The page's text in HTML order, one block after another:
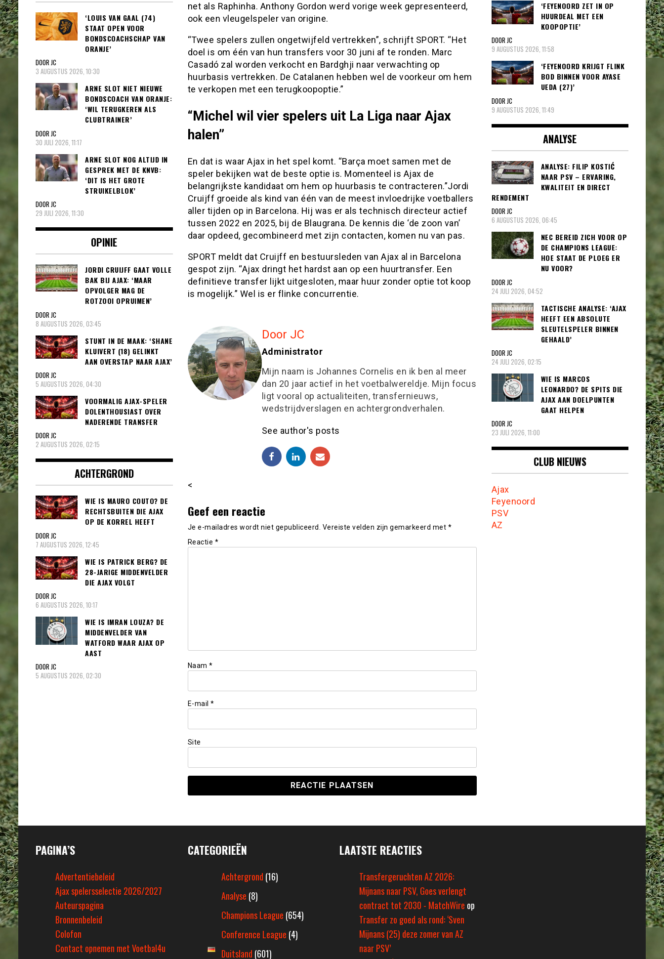
net als Raphinha. Anthony Gordon werd vorige week gepresenteerd,
ook een vleugelspeler van origine.
“Twee spelers zullen ongetwijfeld vertrekken”, schrijft SPORT. “Het
doel is om één van hun transfers voor 30 juni af te ronden. Marc
Casadó zal worden verkocht en Bardghji naar verwachting op
huurbasis vertrekken. De Catalanen hebben wel de voorkeur om hem
te verkopen met een terugkoopoptie.”
“Michel wil vier spelers uit La Liga naar Ajax
halen”
En dat is waar Ajax in het spel komt. “Barça moet samen met de
speler bekijken wat de beste optie is. Momenteel is Ajax de
belangrijkste kandidaat om hem op huurbasis te contracteren.”Jordi
Cruijff groeide als kind van één van de meest invloedrijke voetballers
aller tijden op in Barcelona. Hij was er als technisch directeur actief
tussen 2022 en 2025, bij de Blaugrana. De kennis die ‘de zoon van’
daar opdeed, gecombineerd met zijn contacten, komen nu van pas.
SPORT meldt dat Cruijff en bestuursleden van Ajax al in Barcelona
gespot zijn. “Ajax dringt het hardst aan op een huurtransfer. Een
definitieve transfer lijkt uitgesloten, maar huur zonder optie tot koop
is mogelijk.” Wel is er flinke concurrentie.
Door JC
Administrator
Mijn naam is Johannes Cornelis en ik ben al meer
dan 20 jaar actief in het voetbalwereldje. Mijn focus
ligt vooral op actualiteiten, transfernieuws,
wedstrijdverslagen en achtergrondverhalen.
See author's posts
<
Geef een reactie
Je e-mailadres wordt niet gepubliceerd. Vereiste velden zijn gemarkeerd met *
Reactie *
Naam *
E-mail *
Site
‘LOUIS VAN GAAL (74)
STAAT OPEN VOOR
BONDSCOACHSCHAP VAN
ORANJE’
DOOR JC
3 AUGUSTUS 2026, 10:30
ARNE SLOT NIET NIEUWE
BONDSCOACH VAN ORANJE:
‘WIL TERUGKEREN ALS
CLUBTRAINER’
DOOR JC
30 JULI 2026, 11:17
ARNE SLOT NOG ALTIJD IN
GESPREK MET DE KNVB:
‘DIT IS HET GROTE
STRUIKELBLOK’
DOOR JC
29 JULI 2026, 11:30
OPINIE
JORDI CRUIJFF GAAT VOLLE
BAK BIJ AJAX: ‘MAAR
OPVOLGER MAG DE
ROTZOOI OPRUIMEN’
DOOR JC
8 AUGUSTUS 2026, 03:45
STUNT IN DE MAAK: ‘SHANE
KLUIVERT (18) GELINKT
AAN OVERSTAP NAAR AJAX’
DOOR JC
5 AUGUSTUS 2026, 04:30
VOORMALIG AJAX-SPELER
DOLENTHOUSIAST OVER
NADERENDE TRANSFER
DOOR JC
2 AUGUSTUS 2026, 02:15
ACHTERGROND
WIE IS MAURO COUTO? DE
RECHTSBUITEN DIE AJAX
OP DE KORREL HEEFT
DOOR JC
7 AUGUSTUS 2026, 12:45
WIE IS PATRICK BERG? DE
28-JARIGE MIDDENVELDER
DIE AJAX VOLGT
DOOR JC
6 AUGUSTUS 2026, 10:17
WIE IS IMRAN LOUZA? DE
MIDDENVELDER VAN
WATFORD WAAR AJAX OP
AAST
DOOR JC
5 AUGUSTUS 2026, 02:30
‘FEYENOORD ZET IN OP
HUURDEAL MET EEN
KOOPOPTIE’
DOOR JC
9 AUGUSTUS 2026, 11:58
‘FEYENOORD KRIJGT FLINK
BOD BINNEN VOOR AYASE
UEDA (27)’
DOOR JC
9 AUGUSTUS 2026, 11:49
ANALYSE
ANALYSE: FILIP KOSTIĆ
NAAR PSV – ERVARING,
KWALITEIT EN DIRECT
RENDEMENT
DOOR JC
6 AUGUSTUS 2026, 06:45
NEC BEREID ZICH VOOR OP
DE CHAMPIONS LEAGUE:
HOE STAAT DE PLOEG ER
NU VOOR?
DOOR JC
24 JULI 2026, 04:52
TACTISCHE ANALYSE: ‘AJAX
HEEFT EEN ABSOLUTE
SLEUTELSPELER BINNEN
GEHAALD’
DOOR JC
24 JULI 2026, 02:15
WIE IS MARCOS
LEONARDO? DE SPITS DIE
AJAX AAN DOELPUNTEN
GAAT HELPEN
DOOR JC
23 JULI 2026, 11:00
CLUB NIEUWS
Ajax
Feyenoord
PSV
AZ
PAGINA’S
Advertentiebeleid
Ajax spelersselectie 2026/2027
Auteurspagina
Bronnenbeleid
Colofon
Contact opnemen met Voetbal4u
CATEGORIEËN
Achtergrond (16)
Analyse (8)
Champions League (654)
Conference League (4)
Duitsland (601)
LAATSTE REACTIES
Transfergeruchten AZ 2026:
Mijnans naar PSV, Goes verlengt
contract tot 2030 - MatchWire op
Transfer zo goed als rond: ‘Sven
Mijnans (25) deze zomer van AZ
naar PSV’